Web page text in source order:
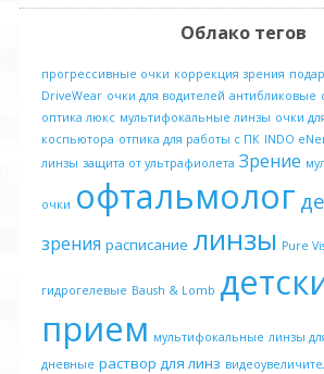
Облако тегов
прогрессивные очки коррекция зрения
DriveWear очки для водителей антибликовые
оптика люкс мультифокальные линзы очки
коспьютора отпика для работы с ПК INDO
линзы защита от ультрафиолета Зрение
очки офтальмолог
зрения расписание линзы Pure
гидрогелевые Baush & Lomb
прием мультифокальные линзы
дневные раствор для линз